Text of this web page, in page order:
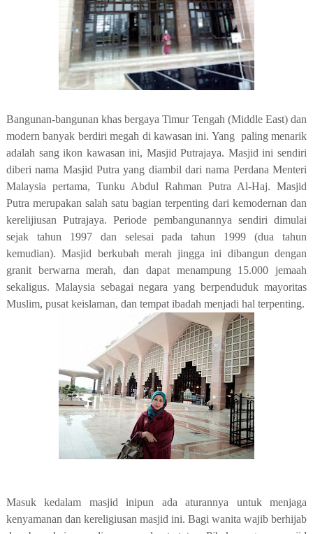
Bangunan-bangunan khas bergaya Timur Tengah (Middle East) dan
modern banyak berdiri megah di kawasan ini. Yang paling menarik
adalah sang ikon kawasan ini, Masjid Putrajaya. Masjid ini sendiri
diberi nama Masjid Putra yang diambil dari nama Perdana Menteri
Malaysia pertama, Tunku Abdul Rahman Putra Al-Haj. Masjid
Putra merupakan salah satu bagian terpenting dari kemodernan dan
kerelijiusan Putrajaya. Periode pembangunannya sendiri dimulai
sejak tahun 1997 dan selesai pada tahun 1999 (dua tahun
kemudian). Masjid berkubah merah jingga ini dibangun dengan
granit berwarna merah, dan dapat menampung 15.000 jemaah
sekaligus. Malaysia sebagai negara yang berpenduduk mayoritas
Muslim, pusat keislaman, dan tempat ibadah menjadi hal terpenting.
Masuk kedalam masjid inipun ada aturannya untuk menjaga
kenyamanan dan kereligiusan masjid ini. Bagi wanita wajib berhijab